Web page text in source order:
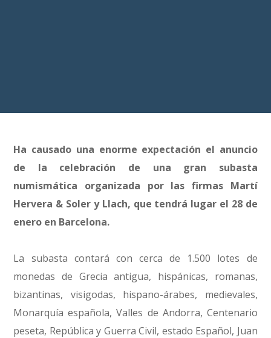
Ha causado una enorme expectación el anuncio
de la celebración de una gran subasta
numismática organizada por las firmas Martí
Hervera & Soler y Llach, que tendrá lugar el 28 de
enero en Barcelona.
La subasta contará con cerca de 1.500 lotes de
monedas de Grecia antigua, hispánicas, romanas,
bizantinas, visigodas, hispano-árabes, medievales,
Monarquía española, Valles de Andorra, Centenario
peseta, República y Guerra Civil, estado Español, Juan